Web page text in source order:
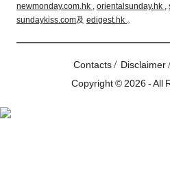
newmonday.com.hk , orientalsunday.hk ,
sundaykiss.com及 edigest.hk 。
Contacts/ Disclaimer
Copyright © 2026 - All